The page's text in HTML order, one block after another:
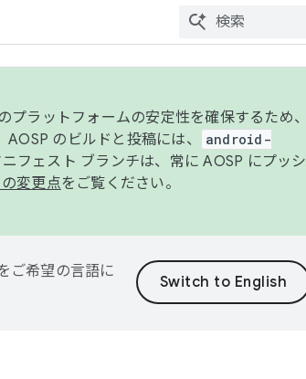
ラットフォームの安定性を確保するため、
のビルドと投稿には、
android-
フェスト ブランチは、常に AOSP にプッシ
変更点をご覧ください。
ご希望の言語に